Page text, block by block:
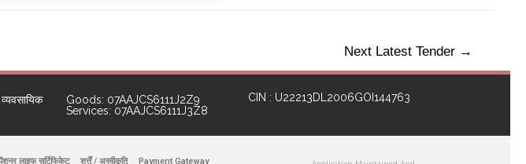
Next Latest Tender →
Goods: 07AAJCS6111J2Z9
Services: 07AAJCS6111J3Z8
CIN : U22213DL2006GOI144763
लाइफ सर्टिफिकेट शर्त्तें / अस्वीकृति Payment Gateway